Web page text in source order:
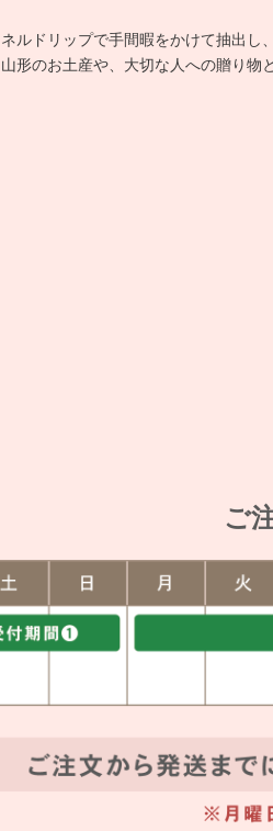
ネルドリップで手間暇をかけて抽出し
山形のお土産や、大切な人への贈り物
ご